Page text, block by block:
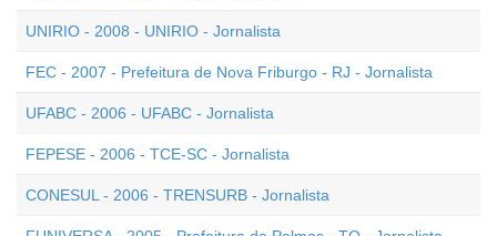
UNIRIO - 2008 - UNIRIO - Jornalista
FEC - 2007 - Prefeitura de Nova Friburgo - RJ - Jornalista
UFABC - 2006 - UFABC - Jornalista
FEPESE - 2006 - TCE-SC - Jornalista
CONESUL - 2006 - TRENSURB - Jornalista